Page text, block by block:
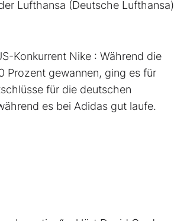
Lufthansa (Deutsche Lufthansa)
Konkurrent Nike : Während die
Prozent gewannen, ging es für
für die deutschen
es bei Adidas gut laufe.